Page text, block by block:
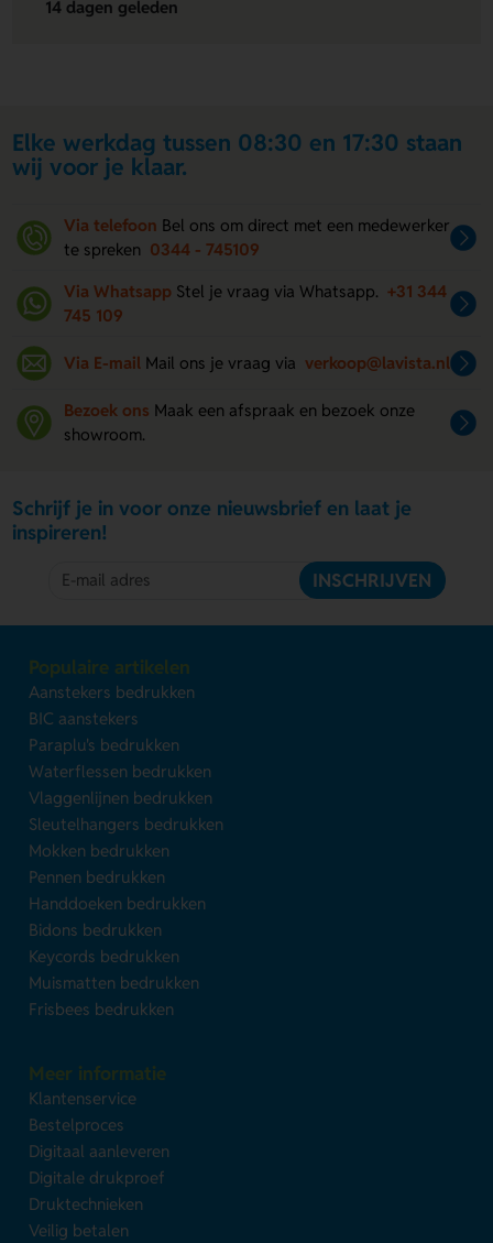
14 dagen geleden
Elke werkdag tussen 08:30 en 17:30 staan
wij voor je klaar.
Via telefoon Bel ons om direct met een medewerker
te spreken 0344 - 745109
Via Whatsapp Stel je vraag via Whatsapp. +31 344
745 109
Via E-mail Mail ons je vraag via verkoop@lavista.nl
Bezoek ons Maak een afspraak en bezoek onze
showroom.
Schrijf je in voor onze nieuwsbrief en laat je
inspireren!
INSCHRIJVEN
Populaire artikelen
Aanstekers bedrukken
BIC aanstekers
Paraplu's bedrukken
Waterflessen bedrukken
Vlaggenlijnen bedrukken
Sleutelhangers bedrukken
Mokken bedrukken
Pennen bedrukken
Handdoeken bedrukken
Bidons bedrukken
Keycords bedrukken
Muismatten bedrukken
Frisbees bedrukken
Meer informatie
Klantenservice
Bestelproces
Digitaal aanleveren
Digitale drukproef
Druktechnieken
Veilig betalen